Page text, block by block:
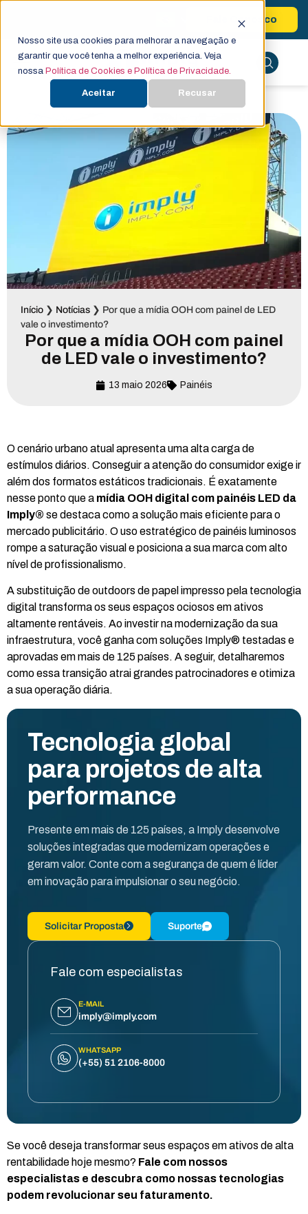
Nosso site usa cookies para melhorar a navegação e
garantir que você tenha a melhor experiência. Veja
nossa Política de Cookies e Política de Privacidade.
Aceitar Recusar
Fale Conosco
Início ❯ Notícias ❯ Por que a mídia OOH com painel de LED
vale o investimento?
Por que a mídia OOH com painel
de LED vale o investimento?
13 maio 2026 Painéis
O cenário urbano atual apresenta uma alta carga de
estímulos diários. Conseguir a atenção do consumidor exige ir
além dos formatos estáticos tradicionais. É exatamente
nesse ponto que a mídia OOH digital com painéis LED da
Imply® se destaca como a solução mais eficiente para o
mercado publicitário. O uso estratégico de painéis luminosos
rompe a saturação visual e posiciona a sua marca com alto
nível de profissionalismo.
A substituição de outdoors de papel impresso pela tecnologia
digital transforma os seus espaços ociosos em ativos
altamente rentáveis. Ao investir na modernização da sua
infraestrutura, você ganha com soluções Imply® testadas e
aprovadas em mais de 125 países. A seguir, detalharemos
como essa transição atrai grandes patrocinadores e otimiza
a sua operação diária.
Tecnologia global
para projetos de alta
performance
Presente em mais de 125 países, a Imply desenvolve
soluções integradas que modernizam operações e
geram valor. Conte com a segurança de quem é líder
em inovação para impulsionar o seu negócio.
Solicitar Proposta Suporte
Fale com especialistas
E-MAIL
imply@imply.com
WHATSAPP
(+55) 51 2106-8000
Se você deseja transformar seus espaços em ativos de alta
rentabilidade hoje mesmo? Fale com nossos
especialistas e descubra como nossas tecnologias
podem revolucionar seu faturamento.